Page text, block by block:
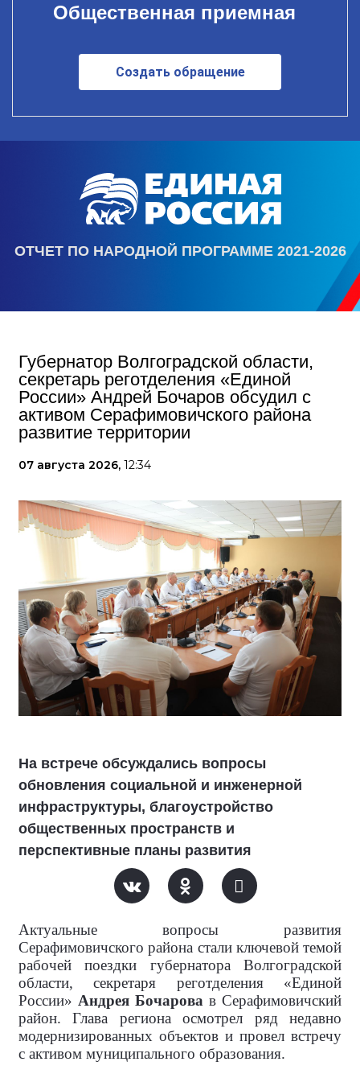
Общественная приемная
Создать обращение
ОТЧЕТ ПО НАРОДНОЙ ПРОГРАММЕ 2021-2026
Губернатор Волгоградской области,
секретарь реготделения «Единой
России» Андрей Бочаров обсудил с
активом Серафимовичского района
развитие территории
07 августа 2026, 12:34
На встрече обсуждались вопросы
обновления социальной и инженерной
инфраструктуры, благоустройство
общественных пространств и
перспективные планы развития
Актуальные вопросы развития
Серафимовичского района стали ключевой темой
рабочей поездки губернатора Волгоградской
области, секретаря реготделения «Единой
России» Андрея Бочарова в Серафимовичский
район. Глава региона осмотрел ряд недавно
модернизированных объектов и провел встречу
с активом муниципального образования.